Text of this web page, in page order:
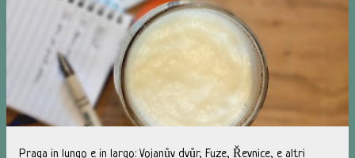
Praga in lungo e in largo: Vojanův dvůr, Fuze, Řevnice, e altri